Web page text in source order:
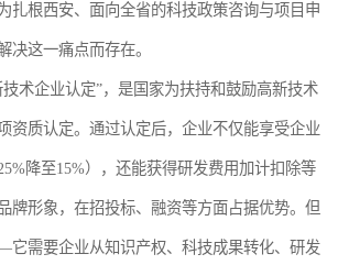
扎根西安、面向全省的科技政策咨询与项目申
决这一痛点而存在。
术企业认定”，是国家为扶持和鼓励高新技术
资质认定。通过认定后，企业不仅能享受企业
降至15%），还能获得研发费用加计扣除等
牌形象，在招投标、融资等方面占据优势。但
需要企业从知识产权、科技成果转化、研发